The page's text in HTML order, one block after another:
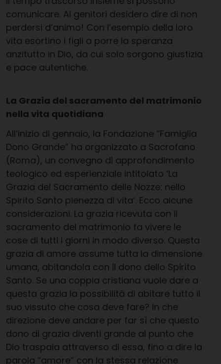
comunicare. Ai genitori desidero dire di non
perdersi d’animo! Con l’esempio della loro
vita esortino i figli a porre la speranza
anzitutto in Dio, da cui solo sorgono giustizia
e pace autentiche.
La Grazia del sacramento del matrimonio
nella vita quotidiana
All’inizio di gennaio, la Fondazione “Famiglia
Dono Grande” ha organizzato a Sacrofano
(Roma), un convegno di approfondimento
teologico ed esperienziale intitolato ‘La
Grazia del Sacramento delle Nozze: nello
Spirito Santo pienezza di vita’. Ecco alcune
considerazioni. La grazia ricevuta con il
sacramento del matrimonio fa vivere le
cose di tutti i giorni in modo diverso. Questa
grazia di amore assume tutta la dimensione
umana, abitandola con il dono dello Spirito
Santo. Se una coppia cristiana vuole dare a
questa grazia la possibilità di abitare tutto il
suo vissuto che cosa deve fare? In che
direzione deve andare per far sì che questo
dono di grazia diventi grande al punto che
Dio traspaia attraverso di essa, fino a dire la
parola “amore” con la stessa relazione